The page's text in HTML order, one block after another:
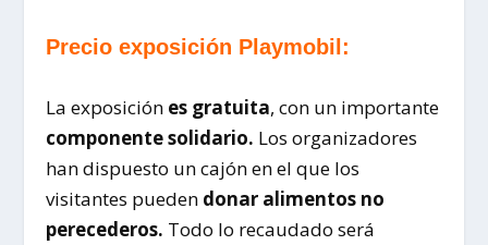
Precio exposición Playmobil:
La exposición es gratuita, con un importante
componente solidario. Los organizadores
han dispuesto un cajón en el que los
visitantes pueden donar alimentos no
perecederos. Todo lo recaudado será